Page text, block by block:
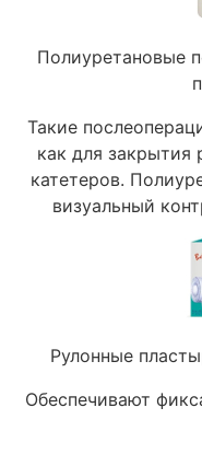
Полиуретановые
Такие
как для закрытия
катетеров.
визуальный
Рулонные
Обеспечивают